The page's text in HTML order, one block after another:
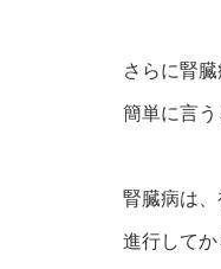
さらに腎
簡単に言
腎臓病は
進行して